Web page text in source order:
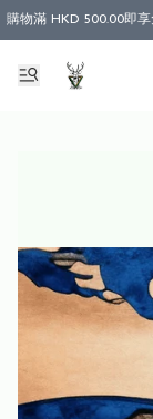
購物滿 HKD 500.00即